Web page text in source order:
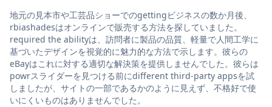
地元の見本市や工芸品ショーでのgettingビジネスの数か月後、
rbiashadesはオンラインで販売する方法を探していました。
required the abilityは、訪問者に製品の品質、軽量で人間工学に
基づいたデザインを視覚的に魅力的な方法で示します。彼らの
eBayはこれに対する適切な解決策を提供しませんでした。彼らは
powrスライダーを見つける前にdifferent third-party appsを試
しましたが、サイトの一部であるかのように見えず、不格好で使
いにくいものはありませんでした。